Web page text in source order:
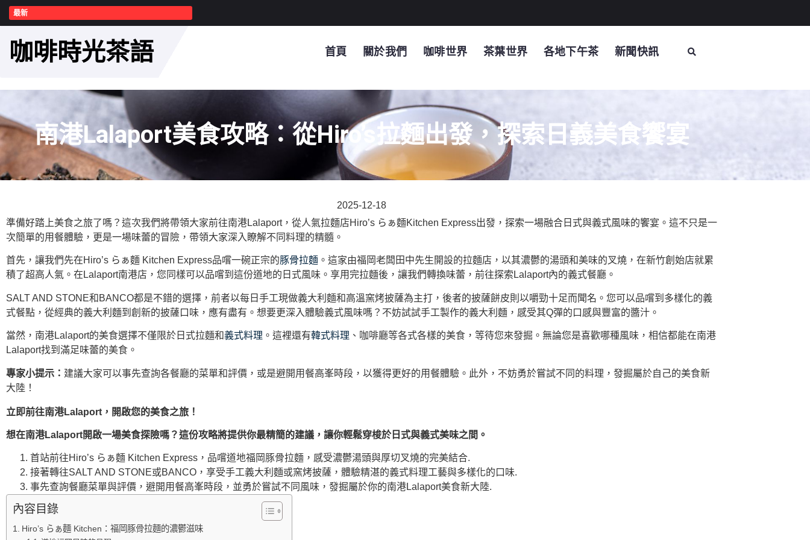
最新
咖啡時光茶語 首頁 關於我們 咖啡世界 茶葉世界 各地下午茶 新聞快訊
南港Lalaport美食攻略：從Hiro’s拉麵出發，探索日義美食饗宴
2025-12-18
準備好踏上美食之旅了嗎？這次我們將帶領大家前往南港Lalaport，從人氣拉麵店Hiro’s らぁ麵Kitchen Express出發，探索一場融合日式與義式風味的饗宴。這不只是一
次簡單的用餐體驗，更是一場味蕾的冒險，帶領大家深入瞭解不同料理的精髓。
首先，讓我們先在Hiro’s らぁ麵 Kitchen Express品嚐一碗正宗的豚骨拉麵 。這家由福岡老闆田中先生開設的拉麵店，以其濃鬱的湯頭和美味的叉燒，在新竹創始店就累
積了超高人氣。在Lalaport南港店，您同樣可以品嚐到這份道地的日式風味。享用完拉麵後，讓我們轉換味蕾，前往探索Lalaport內的義式餐廳。
SALT AND STONE和BANCO都是不錯的選擇，前者以每日手工現做義大利麵和高溫窯烤披薩為主打，後者的披薩餅皮則以嚼勁十足而聞名。您可以品嚐到多樣化的義
式餐點，從經典的義大利麵到創新的披薩口味，應有盡有。想要更深入體驗義式風味嗎？不妨試試手工製作的義大利麵，感受其Q彈的口感與豐富的醬汁。
當然，南港Lalaport的美食選擇不僅限於日式拉麵和義式料理 。這裡還有韓式料理 、咖啡廳等各式各樣的美食，等待您來發掘。無論您是喜歡哪種風味，相信都能在南港
Lalaport找到滿足味蕾的美食。
專家小提示： 建議大家可以事先查詢各餐廳的菜單和評價，或是避開用餐高峯時段，以獲得更好的用餐體驗。此外，不妨勇於嘗試不同的料理，發掘屬於自己的美食新
大陸！
立即前往南港Lalaport，開啟您的美食之旅！
想在南港Lalaport開啟一場美食探險嗎？這份攻略將提供你最精簡的建議，讓你輕鬆穿梭於日式與義式美味之間。
首站前往Hiro’s らぁ麵 Kitchen Express，品嚐道地福岡豚骨拉麵，感受濃鬱湯頭與厚切叉燒的完美結合.
接著轉往SALT AND STONE或BANCO，享受手工義大利麵或窯烤披薩，體驗精湛的義式料理工藝與多樣化的口味.
事先查詢餐廳菜單與評價，避開用餐高峯時段，並勇於嘗試不同風味，發掘屬於你的南港Lalaport美食新大陸.
內容目錄
Hiro’s らぁ麵 Kitchen：福岡豚骨拉麵的濃鬱滋味